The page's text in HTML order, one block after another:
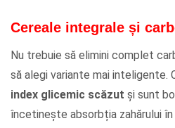
Cereale integrale și
Nu trebuie să elimini complet
să alegi variante mai inteligente.
index glicemic scăzut și sunt
încetinește absorbția zahărului în